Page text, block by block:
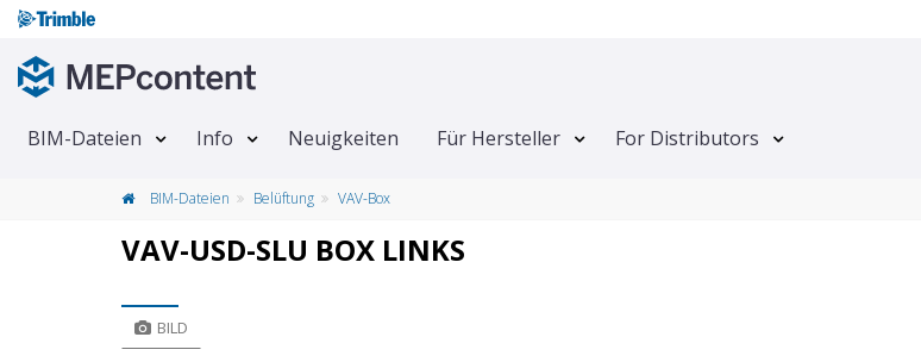
BIM-Dateien Info Neuigkeiten Für Hersteller For Distributors
BIM-Dateien Belüftung VAV-Box
VAV-USD-SLU BOX LINKS
BILD